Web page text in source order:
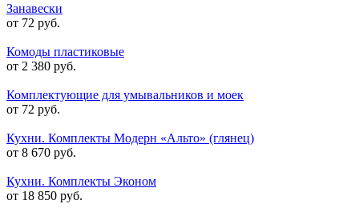
Занавески
от 72 руб.
Комоды пластиковые
от 2 380 руб.
Комплектующие для умывальников и моек
от 72 руб.
Кухни. Комплекты Модерн «Альто» (глянец)
от 8 670 руб.
Кухни. Комплекты Эконом
от 18 850 руб.